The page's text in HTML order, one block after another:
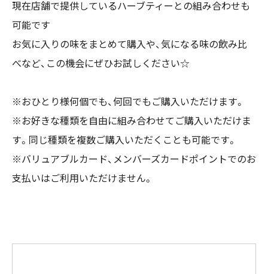
現在店舗で提供しているハーブティーとの組み合わせも
可能です
お気に入りの味をまとめて購入や、気になる味の飲み比
べなど、この機会にぜひお試しください☆
※おひとり様何個でも、何回でもご購入いただけます。
※お好きな種類を自由に組み合わせてご購入いただけま
す。同じ種類を複数ご購入いただくことも可能です。
※バリュアブルカード、メンバーズカードポイントでのお
支払いはご利用いただけません。